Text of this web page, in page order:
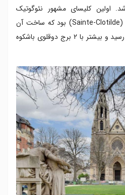
اولین کلیسای مشهور نئوگوتیک
فرانسه، کلیسای سنت کلوتیلد (Sainte-Clotilde) بود که ساخت آن
در سال ۱۸۵۷ میلادی به پایان رسید و بیشتر با ۲ برج دوقلوی باشکوه